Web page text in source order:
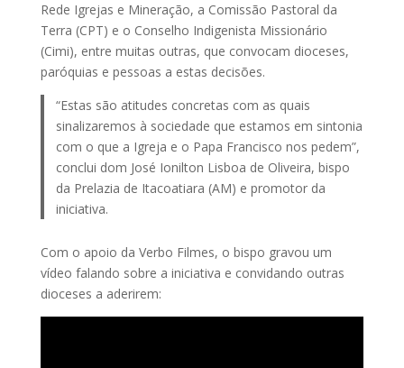
Rede Igrejas e Mineração, a Comissão Pastoral da
Terra (CPT) e o Conselho Indigenista Missionário
(Cimi), entre muitas outras, que convocam dioceses,
paróquias e pessoas a estas decisões.
“Estas são atitudes concretas com as quais
sinalizaremos à sociedade que estamos em sintonia
com o que a Igreja e o Papa Francisco nos pedem”,
conclui dom José Ionilton Lisboa de Oliveira, bispo
da Prelazia de Itacoatiara (AM) e promotor da
iniciativa.
Com o apoio da Verbo Filmes, o bispo gravou um
vídeo falando sobre a iniciativa e convidando outras
dioceses a aderirem: